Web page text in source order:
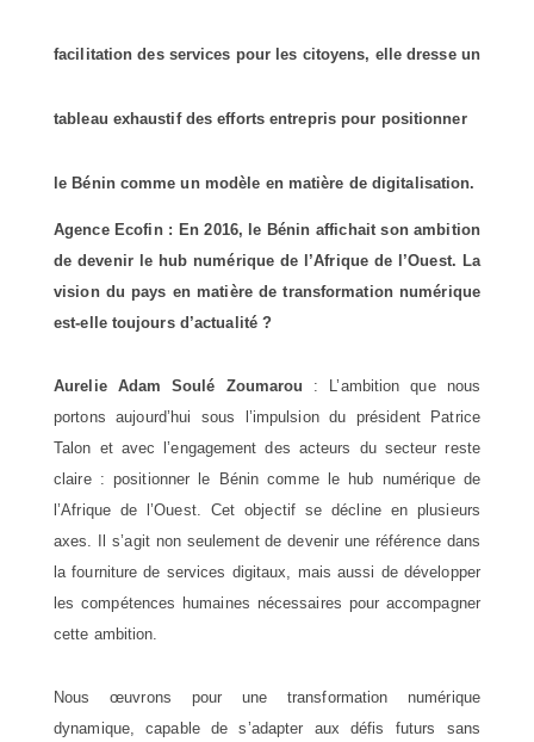
facilitation des services pour les citoyens, elle dresse un
tableau exhaustif des efforts entrepris pour positionner
le Bénin comme un modèle en matière de digitalisation.
Agence Ecofin : En 2016, le Bénin affichait son ambition
de devenir le hub numérique de l’Afrique de l’Ouest. La
vision du pays en matière de transformation numérique
est-elle toujours d’actualité ?
Aurelie Adam Soulé Zoumarou : L’ambition que nous
portons aujourd’hui sous l’impulsion du président Patrice
Talon et avec l’engagement des acteurs du secteur reste
claire : positionner le Bénin comme le hub numérique de
l’Afrique de l’Ouest. Cet objectif se décline en plusieurs
axes. Il s’agit non seulement de devenir une référence dans
la fourniture de services digitaux, mais aussi de développer
les compétences humaines nécessaires pour accompagner
cette ambition.
Nous œuvrons pour une transformation numérique
dynamique, capable de s’adapter aux défis futurs sans